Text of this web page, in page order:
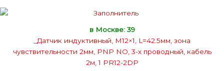
в Москве: 39
_Датчик индуктивный, М12×1, L=42.5мм, зона
чувствительности 2мм, PNP NO, 3-х проводный, кабель
2м, 1 PR12-2DP